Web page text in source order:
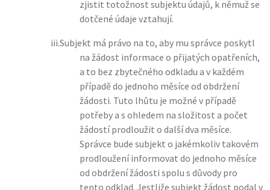
zjistit totožnost subjektu údajů, k němuž se
dotčené údaje vztahují.
iii.Subjekt má právo na to, aby mu správce poskytl
na žádost informace o přijatých opatřeních,
a to bez zbytečného odkladu a v každém
případě do jednoho měsíce od obdržení
žádosti. Tuto lhůtu je možné v případě
potřeby a s ohledem na složitost a počet
žádostí prodloužit o další dva měsíce.
Správce bude subjekt o jakémkoliv takovém
prodloužení informovat do jednoho měsíce
od obdržení žádosti spolu s důvody pro
tento odklad. Jestliže subjekt žádost podal v